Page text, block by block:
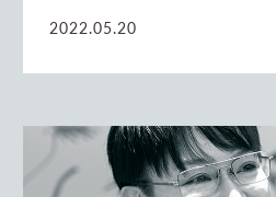
2022.05.20